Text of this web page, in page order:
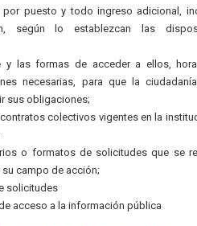
por puesto y todo ingreso adicional,
según lo establezcan las
y las formas de acceder a ellos,
necesarias, para que la
sus obligaciones;
colectivos vigentes en la
o formatos de solicitudes que se
campo de acción;
solicitudes
acceso a la información pública